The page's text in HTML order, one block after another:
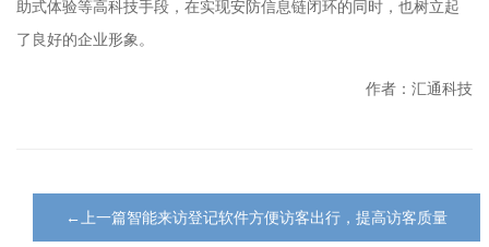
助式体验等高科技手段，在实现安防信息链闭环的同时，也树立起
了良好的企业形象。
作者：汇通科技
←上一篇智能来访登记软件方便访客出行，提高访客质量